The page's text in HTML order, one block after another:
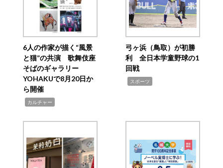
6人の作家が描く“風景
と猫”の共演 歌舞伎座
そばのギャラリー
YOHAKUで8月20日か
ら開催
カルチャー
弓ヶ浜（鳥取）が初勝
利 全日本学童野球の1
回戦
スポーツ